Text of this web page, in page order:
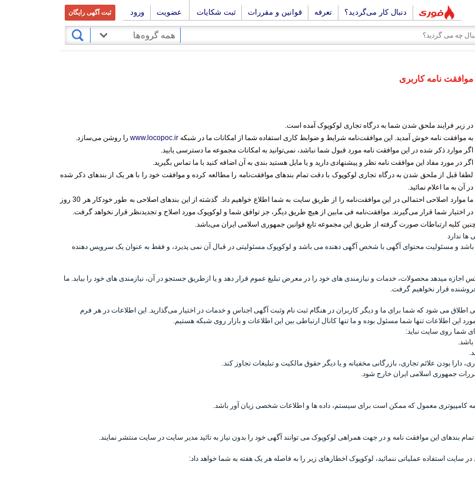
دنبال کار می‌گردید؟ تعرفه قوانین و مقررات ثبت شکایات عضویت ورود ثبت آگهی رایگان
همه گروه‌ها
موافقت نامه کاربری
در زیر فرایند ملحق شدن شما به درگاه تجاری لوکوپوک آمده است.
به موافقت نامه خوش آمدید. این موافقت‌نامه شرایط و ضوابط کاری استفاده شما از امکانات ما در شبکه www.locopoc.ir را روشن می‌سازد.
اگر موارد ذکر شده در این موافقت نامه مورد قبول شما نباشد، نمی‌توانید به امکانات مجموعه ما دسترسی یابید.
اگر در مورد مفاد این موافقت نامه نظر و پیشنهادی دارید و یا مایل هستید بندی به آن اضافه کنید با ما تماس بگیرید.
لطفا قبل از ملحق شدن به درگاه تجاری لوکوپوک با دقت تمام بندهای موافقت‌نامه را مطالعه کرده و موافقت خود را با هر یک از بندهای ذکر شده
در آن به ما اعلام نمائید.
ما موارد اصلاحی احتمالی در این موافقت‌نامه را از طریق سایت به شما اطلاع خواهیم داد. گذشته از این بندهای اصلاحی به طور خودکار هر 30 روز
در اختیار شما قرار می‌گیرند. موافقت‌نامه فی مابین از هیچ طریق دیگر، جز توافق شما و لوکوپوک مورد اصلاح و تجدیدنظر قرار نخواهد گرفت.
کلیه ارتباطات صورت گرفته از طریق این مجموعه تابع قوانین جمهوری اسلامی ایران می‌باشد.
ندارد
و مسئولیت محتوای آگهی با شخص آگهی دهنده می باشد و لوکوپوک مسئولیتی در قبال آن نمی پذیرد، و فقط به عنوان یک سرویس دهنده
میدهد محصولات، خدمات و نیازمندی های خود را در معرض تبلیغ عموم قرار دهد و یا ازطریق جستجو در آن، نیازمندی های خود را بیابد. ما
قرار نخواهیم گرفت.
اطلاق می شود که شما برای ما و دیگر کاربران در هنگام ثبت نام وثبت آگهی اجناس و خدمات در اختیار می‌گذارید. این اطلاعات در هر فرم
این اطلاعات تنها شما مسئول بوده و ما تنها کانال ارتباطی بین این اطلاعات و بازار روی شبکه هستیم.
شما روی سایت نباید:
بودن علائم تجاری، بازرگانی مخفیانه و یا دیگر حقوق مالکیت و تبلیغات تجاوز کند.
جمهوری اسلامی ایران خارج شود.
کامپیوتری معمول که ممکن است برای سیستم، داده ها و اطلاعات شخصی زیان آور باشد.
بندهای این موافقت نامه و در جهت همراهی لوکوپوک می توانند آگهی خود را بدون نیاز به تائید مدیر سایت در سایت منتشر نمایند.